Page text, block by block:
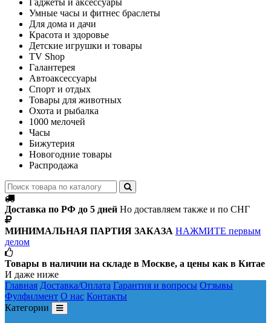
Умные часы и фитнес браслеты
Для дома и дачи
Красота и здоровье
Детские игрушки и товары
TV Shop
Галантерея
Автоаксессуары
Спорт и отдых
Товары для животных
Охота и рыбалка
1000 мелочей
Часы
Бижутерия
Новогодние товары
Распродажа
Доставка по РФ до 5 дней Но доставляем также и по СНГ
МИНИМАЛЬНАЯ ПАРТИЯ ЗАКАЗА НАЖМИТЕ первым
делом
Товары в наличии на складе в Москве, а цены как в Китае
И даже ниже
Главная Доставка/Оплата Гарантия и вопросы Отзывы
Фулфилмент О нас Контакты
Категории